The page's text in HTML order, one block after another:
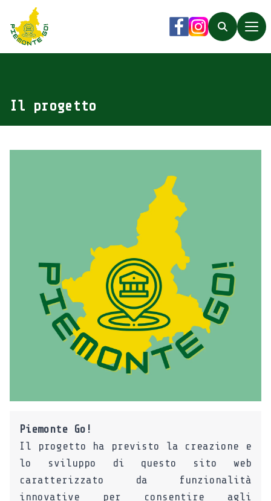
Piemonte Go!
Facebook
Instagram
Search
Il progetto
Piemonte Go!
Il progetto ha previsto la creazione e
lo sviluppo di questo sito web
caratterizzato da funzionalità
innovative per consentire agli